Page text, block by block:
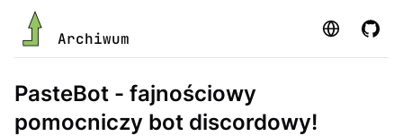
Archiwum Strona
PasteBot - fajnościowy
pomocniczy bot discordowy!